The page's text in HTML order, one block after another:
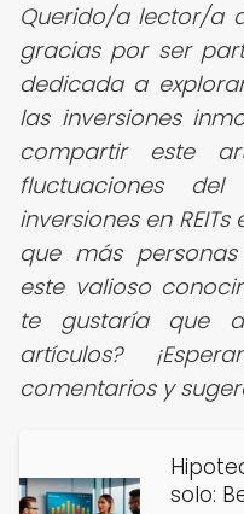
Querido/a lector/a
gracias por ser
dedicada a
las inversiones
compartir este
fluctuaciones
inversiones en
que más
este valioso
te gustaría que
artículos?
comentarios y
solo: